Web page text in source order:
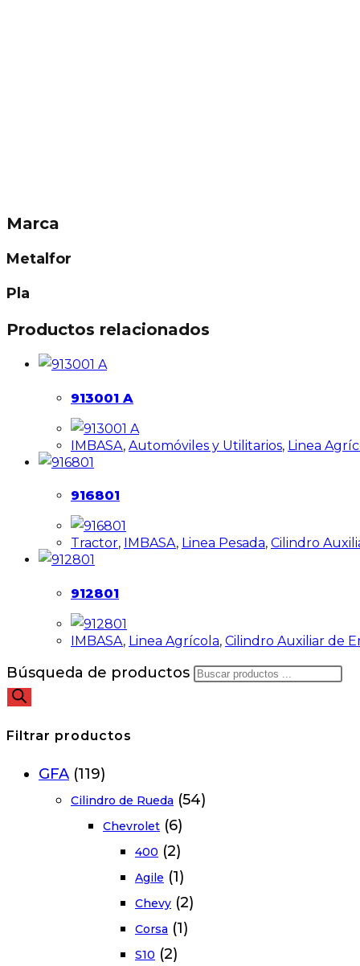
Marca
Metalfor
Pla
Productos relacionados
913001 A
IMBASA, Automóviles y Utilitarios, Linea
916801
Tractor, IMBASA, Linea Pesada, Cilindro
912801
IMBASA, Linea Agrícola, Cilindro Auxiliar de
Búsqueda de productos
Filtrar productos
GFA (119)
Cilindro de Rueda (54)
Chevrolet (6)
400 (2)
Agile (1)
Chevy (2)
Corsa (1)
S10 (2)